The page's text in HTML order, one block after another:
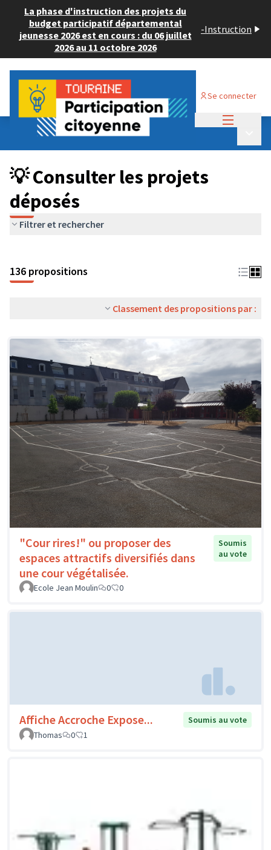
La phase d'instruction des projets du
budget participatif départemental
jeunesse 2026 est en cours : du 06 juillet
2026 au 11 octobre 2026
-Instruction
Se connecter
Budget Participatif JEUNESSE 2024
💡 Consulter les projets déposés
💡 Consulter les projets
déposés
Filtrer et rechercher
136 propositions
Classement des propositions par :
"Cour rires!" ou proposer des
espaces attractifs diversifiés dans
une cour végétalisée.
Soumis
au vote
Ecole Jean Moulin 0 0
Affiche Accroche Expose...
Soumis au vote
Thomas
0 1